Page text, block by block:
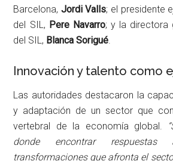
Barcelona, Jordi Valls; el presidente
del SIL, Pere Navarro; y la directora
del SIL, Blanca Sorigué
Innovación y talento como
Las autoridades destacaron la
y adaptación de un sector que
vertebral de la economía global.
donde encontrar
transformaciones que afronta el